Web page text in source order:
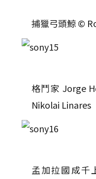
捕獵弓頭鯨 ©
格鬥家 Jorge
Nikolai Linares
孟加拉國成千